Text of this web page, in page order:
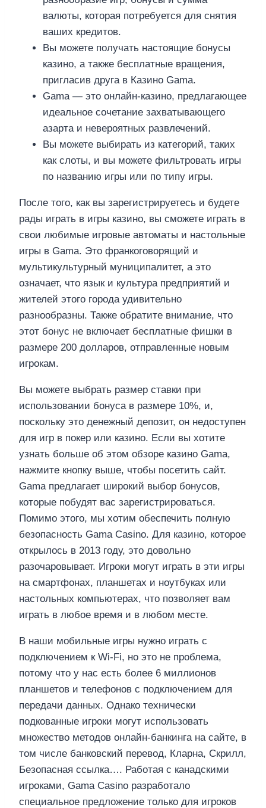
валюты, которая потребуется для снятия
ваших кредитов.
Вы можете получать настоящие бонусы
казино, а также бесплатные вращения,
пригласив друга в Казино Gama.
Gama — это онлайн-казино, предлагающее
идеальное сочетание захватывающего
азарта и невероятных развлечений.
Вы можете выбирать из категорий, таких
как слоты, и вы можете фильтровать игры
по названию игры или по типу игры.
После того, как вы зарегистрируетесь и будете
рады играть в игры казино, вы сможете играть в
свои любимые игровые автоматы и настольные
игры в Gama. Это франкоговорящий и
мультикультурный муниципалитет, а это
означает, что язык и культура предприятий и
жителей этого города удивительно
разнообразны. Также обратите внимание, что
этот бонус не включает бесплатные фишки в
размере 200 долларов, отправленные новым
игрокам.
Вы можете выбрать размер ставки при
использовании бонуса в размере 10%, и,
поскольку это денежный депозит, он недоступен
для игр в покер или казино. Если вы хотите
узнать больше об этом обзоре казино Gama,
нажмите кнопку выше, чтобы посетить сайт.
Gama предлагает широкий выбор бонусов,
которые побудят вас зарегистрироваться.
Помимо этого, мы хотим обеспечить полную
безопасность Gama Casino. Для казино, которое
открылось в 2013 году, это довольно
разочаровывает. Игроки могут играть в эти игры
на смартфонах, планшетах и ноутбуках или
настольных компьютерах, что позволяет вам
играть в любое время и в любом месте.
В наши мобильные игры нужно играть с
подключением к Wi-Fi, но это не проблема,
потому что у нас есть более 6 миллионов
планшетов и телефонов с подключением для
передачи данных. Однако технически
подкованные игроки могут использовать
множество методов онлайн-банкинга на сайте, в
том числе банковский перевод, Кларна, Скрилл,
Безопасная ссылка…. Работая с канадскими
игроками, Gama Casino разработало
специальное предложение только для игроков